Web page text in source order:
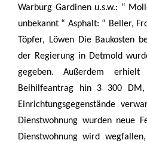
Warburg Gardinen u.s.w.: “
unbekannt “ Asphalt: “ Beller,
Töpfer, Löwen Die Baukosten
der Regierung in Detmold
gegeben. Außerdem
Beihilfeantrag hin 3 300
Einrichtungsgegenstände
Dienstwohnung wurden neue
Dienstwohnung wird